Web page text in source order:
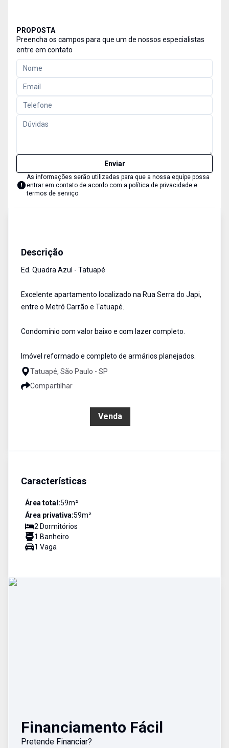
PROPOSTA
Preencha os campos para que um de nossos especialistas
entre em contato
Enviar
As informações serão utilizadas para que a nossa equipe possa
entrar em contato de acordo com a política de privacidade e
termos de serviço
Descrição
Ed. Quadra Azul - Tatuapé
Excelente apartamento localizado na Rua Serra do Japi,
entre o Metrô Carrão e Tatuapé.
Condomínio com valor baixo e com lazer completo.
Imóvel reformado e completo de armários planejados.
Tatuapé, São Paulo - SP
Compartilhar
Venda
Características
Área total:59m²
Área privativa:59m²
2 Dormitórios
1 Banheiro
1 Vaga
Financiamento Fácil
Pretende Financiar?